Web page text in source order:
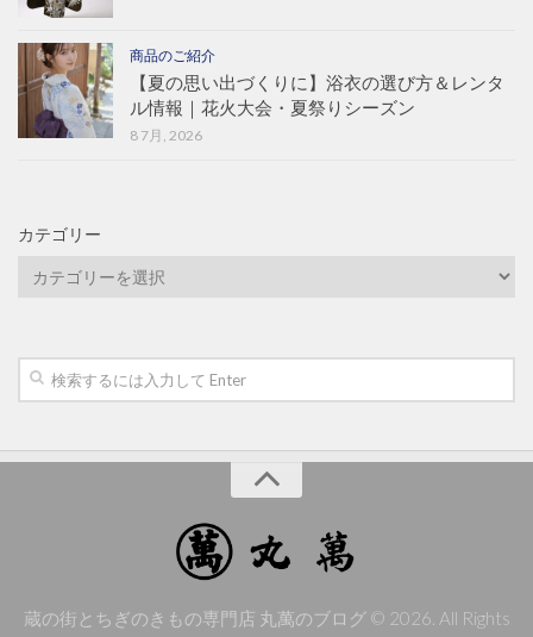
商品のご紹介
【夏の思い出づくりに】浴衣の選び方＆レンタ
ル情報｜花火大会・夏祭りシーズン
8 7月, 2026
カテゴリー
リ
ー
蔵の街とちぎのきもの専門店 丸萬のブログ © 2026. All Rights